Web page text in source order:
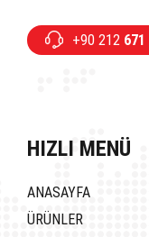
+90 212
HIZLI MENÜ
ANASAYFA
ÜRÜNLER